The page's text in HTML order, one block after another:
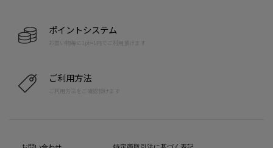
ポイントシステム
お買い物毎に1pt=1円でご利用頂けます
ご利用方法
ご利用方法をご確認頂けます